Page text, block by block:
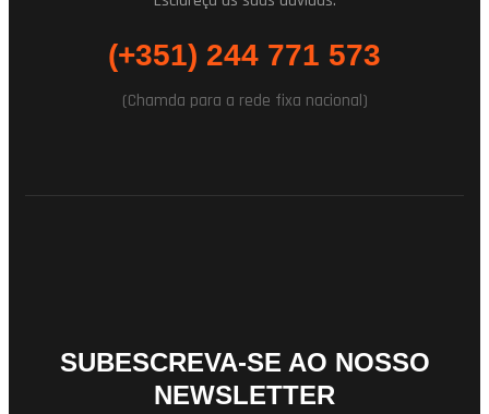
(+351) 244 771 573
(Chamda para a rede fixa nacional)
SUBESCREVA-SE AO NOSSO
NEWSLETTER